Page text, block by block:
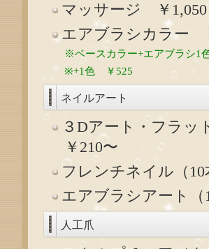
マッサージ ￥1,050
エアブラシカラー
※ベースカラー+エアブラシ1
※+1色 ￥525
ネイルアート
３Dアート・フラ
￥210〜
フレンチネイル（
エアブラシアート
人工爪